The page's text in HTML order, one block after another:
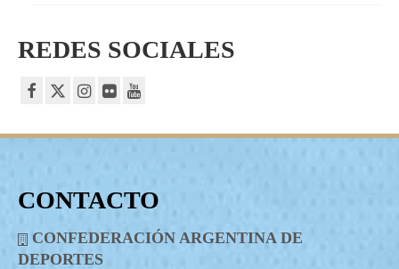
REDES SOCIALES
CONTACTO
CONFEDERACIÓN ARGENTINA DE
DEPORTES